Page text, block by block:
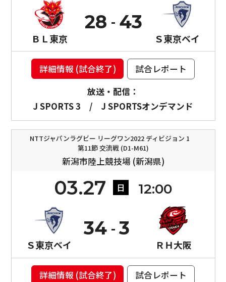
ＢＬ東京
28
Ｓ東京ベイ
43
詳細情報 (試合終了)
試合レポート
放送・配信：
J SPORTS 3
/ J SPORTSオンデマンド
NTTジャパンラグビー リーグワン2022 ディビジョン 1
第11節 交流戦 (D1-M61)
新潟市陸上競技場 (新潟県)
03.27 日 12:00
Ｓ東京ベイ
34
ＲＨ大阪
3
詳細情報 (試合終了)
試合レポート